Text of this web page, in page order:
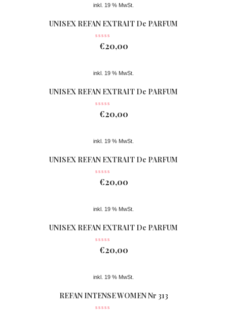
inkl. 19 % MwSt.
UNISEX REFAN EXTRAIT De PARFUM
Nr 361
€20,00
inkl. 19 % MwSt.
UNISEX REFAN EXTRAIT De PARFUM
Nr 362
€20,00
inkl. 19 % MwSt.
UNISEX REFAN EXTRAIT De PARFUM
Nr 074
€20,00
inkl. 19 % MwSt.
UNISEX REFAN EXTRAIT De PARFUM
Nr 363
€20,00
inkl. 19 % MwSt.
REFAN INTENSE WOMEN Nr 313